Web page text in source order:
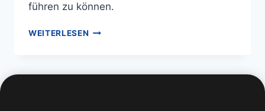
führen zu können.
WEITERLESEN